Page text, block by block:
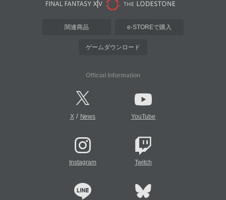
関連商品 e-STOREで購入
ゲームダウンロード
Official Information
X/ News YouTube
Instagram Twitch